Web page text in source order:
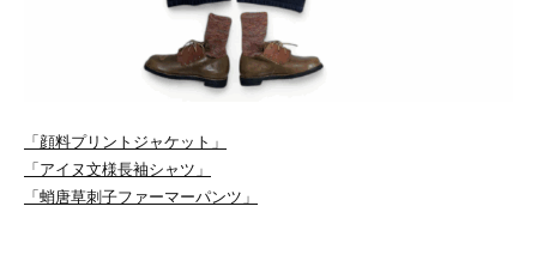
「顔料プリントジャケット」
「アイヌ文様長袖シャツ」
「蛸唐草刺子ファーマーパンツ」